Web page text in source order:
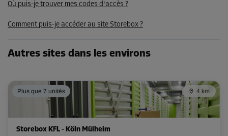
Compartiment 32
Volume: 12 m³
Long:3,5m Larg:1,14 m Haut:3m
127,00 EUR/mois
Compartiment 38
Surface: 4 m²
Où puis-je trouver mes codes d'accès ?
Comment puis-je accéder au site Storebox ?
Autres sites dans les environs
Plus que 7 unités 4 km
Storebox KFL - Köln Mülheim